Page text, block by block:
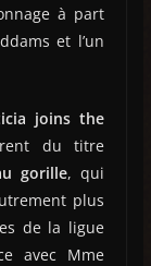
à part
et l’un
joins the
du titre
gorille, qui
plus
de la ligue
avec Mme